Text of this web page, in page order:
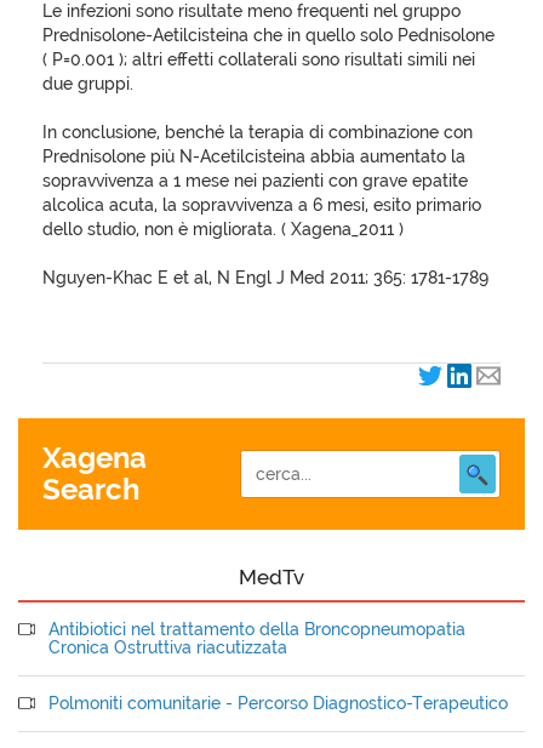
Le infezioni sono risultate meno frequenti nel gruppo
Prednisolone-Aetilcisteina che in quello solo Pednisolone
( P=0.001 ); altri effetti collaterali sono risultati simili nei
due gruppi.
In conclusione, benché la terapia di combinazione con
Prednisolone più N-Acetilcisteina abbia aumentato la
sopravvivenza a 1 mese nei pazienti con grave epatite
alcolica acuta, la sopravvivenza a 6 mesi, esito primario
dello studio, non è migliorata. ( Xagena_2011 )
Nguyen-Khac E et al, N Engl J Med 2011; 365: 1781-1789
Xagena
Search
MedTv
Antibiotici nel trattamento della Broncopneumopatia
Cronica Ostruttiva riacutizzata
Polmoniti comunitarie - Percorso Diagnostico-Terapeutico